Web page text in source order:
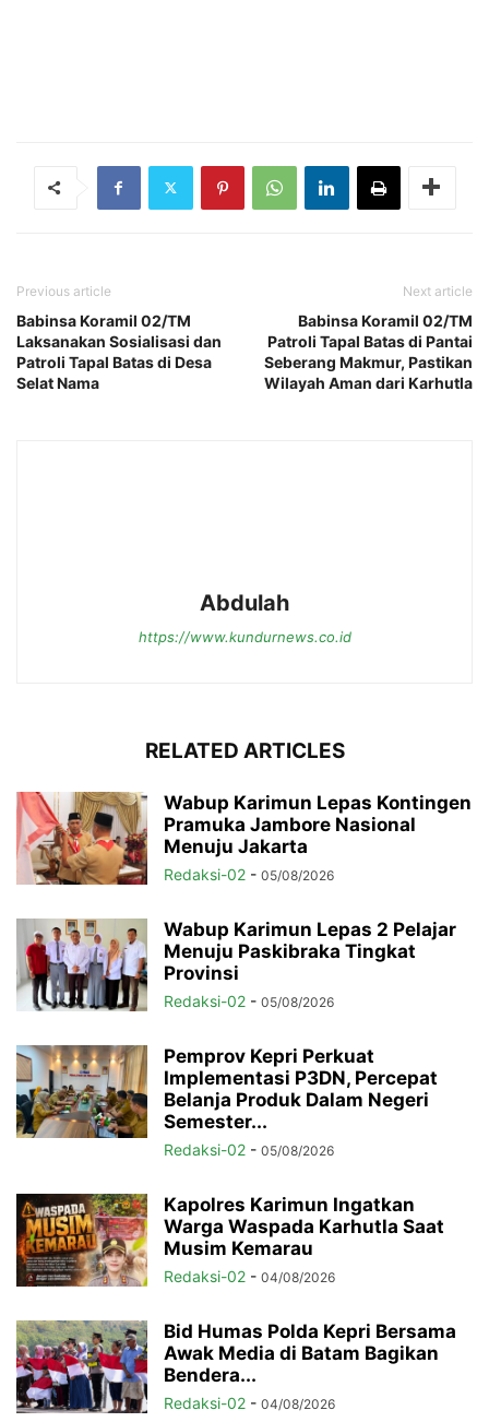
Previous article
Babinsa Koramil 02/TM
Laksanakan Sosialisasi dan
Patroli Tapal Batas di Desa
Selat Nama
Next article
Babinsa Koramil 02/TM
Patroli Tapal Batas di Pantai
Seberang Makmur, Pastikan
Wilayah Aman dari Karhutla
Abdulah
https://www.kundurnews.co.id
RELATED ARTICLES
Wabup Karimun Lepas Kontingen
Pramuka Jambore Nasional
Menuju Jakarta
Redaksi-02 - 05/08/2026
Wabup Karimun Lepas 2 Pelajar
Menuju Paskibraka Tingkat
Provinsi
Redaksi-02 - 05/08/2026
Pemprov Kepri Perkuat
Implementasi P3DN, Percepat
Belanja Produk Dalam Negeri
Semester...
Redaksi-02 - 05/08/2026
Kapolres Karimun Ingatkan
Warga Waspada Karhutla Saat
Musim Kemarau
Redaksi-02 - 04/08/2026
Bid Humas Polda Kepri Bersama
Awak Media di Batam Bagikan
Bendera...
Redaksi-02 - 04/08/2026